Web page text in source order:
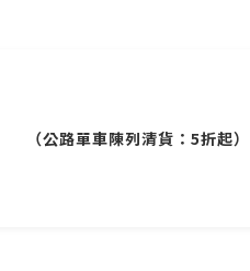
（公路單車陳列清貨：5折起）